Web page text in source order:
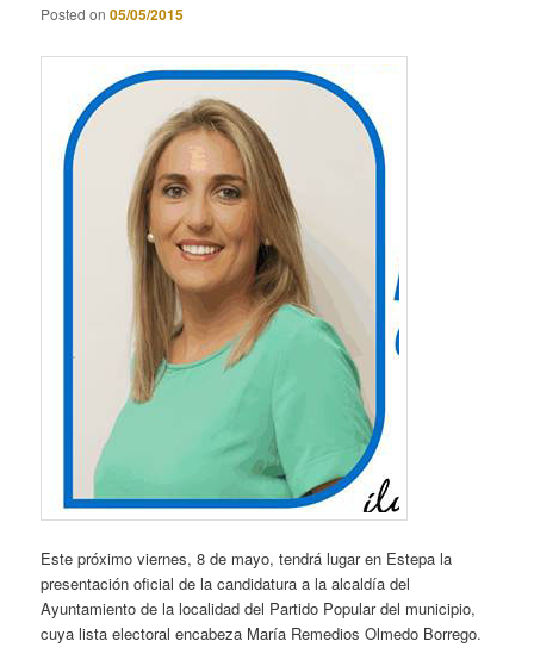
Posted on05/05/2015
Este próximo viernes, 8 de mayo, tendrá lugar en Estepa la
presentación oficial de la candidatura a la alcaldía del
Ayuntamiento de la localidad del Partido Popular del municipio,
cuya lista electoral encabeza María Remedios Olmedo Borrego.